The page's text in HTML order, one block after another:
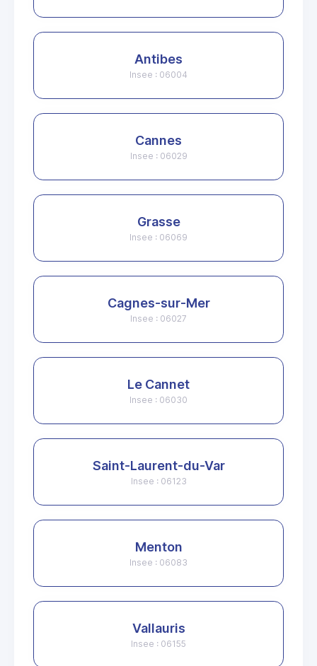
Antibes
Insee : 06004
Cannes
Insee : 06029
Grasse
Insee : 06069
Cagnes-sur-Mer
Insee : 06027
Le Cannet
Insee : 06030
Saint-Laurent-du-Var
Insee : 06123
Menton
Insee : 06083
Vallauris
Insee : 06155